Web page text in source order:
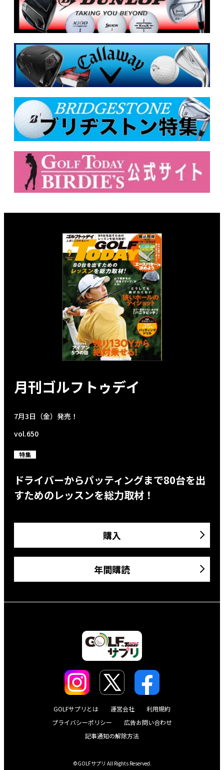
月刊ゴルフトゥデイ
7月3日（金）発売！
vol.650
特集
ドライバーからパッティングまで80台を出
すためのレッスンを総力取材！
購入
年間購読
GOLFサプリとは 運営会社
利用規約
プライバシーポリシー
広告お問い合わせ
記事通知の解除方法
©GOLFサプリ All Rights Reserved.